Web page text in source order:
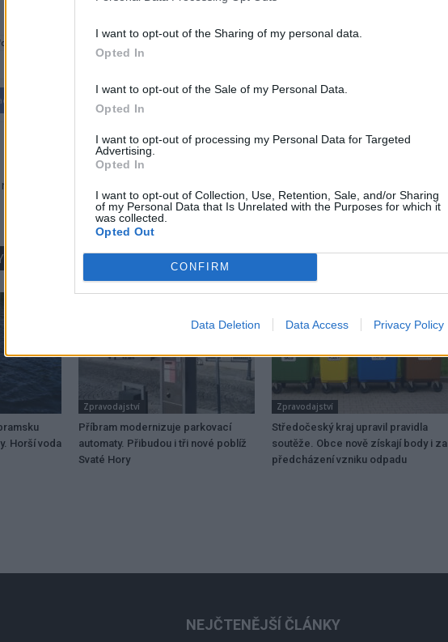
I want to opt-out of the Sharing of my personal data.
Opted In
I want to opt-out of the Sale of my Personal Data.
Opted In
I want to opt-out of processing my Personal Data for Targeted
Advertising.
Opted In
I want to opt-out of Collection, Use, Retention, Sale, and/or Sharing
of my Personal Data that Is Unrelated with the Purposes for which it
was collected.
Opted Out
CONFIRM
Data Deletion Data Access Privacy Policy
JV obchvat veřejnost zastupitelstvo
tradice motosrazů?
atrakci
VÍCE OD AUTORA
Horší voda
Zpravodajství
Příbram modernizuje parkovací
automaty. Přibudou i tři nové poblíž
Svaté Hory
Zpravodajství
Středočeský kraj upravil pravidla
soutěže. Obce nově získají body i za
předcházení vzniku odpadu
NEJČTENĚJŠÍ ČLÁNKY